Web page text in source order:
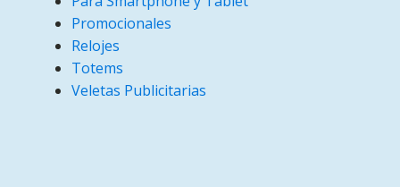
Promocionales
Relojes
Totems
Veletas Publicitarias